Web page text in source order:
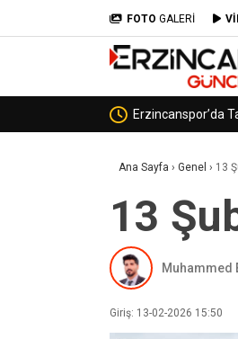
FOTO GALERİ
Ana Sayfa › Genel › 13
13
Muhammed
Giriş: 13-02-2026 15:50